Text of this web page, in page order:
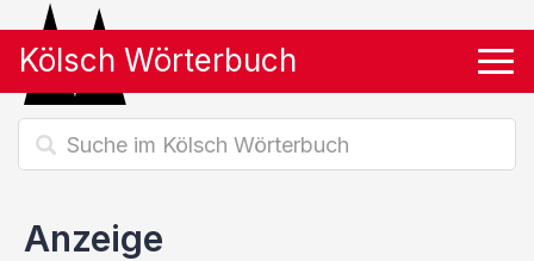
Kölsch Wörterbuch
Anzeige